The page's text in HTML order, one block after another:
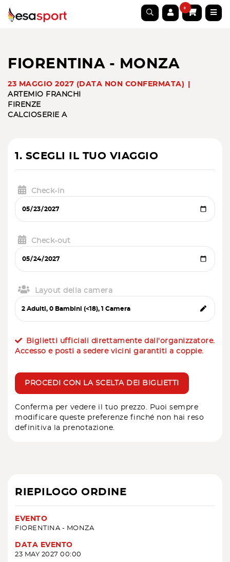
0
FIORENTINA - MONZA
23 MAGGIO 2027 (DATA NON CONFERMATA)
ARTEMIO FRANCHI
FIRENZE
CALCIOSERIE A
1. SCEGLI IL TUO VIAGGIO
Check-in
Check-out
Layout della camera
Biglietti ufficiali direttamente dall'organizzatore.
Accesso e posti a sedere vicini garantiti a coppie.
PROCEDI CON LA SCELTA DEI BIGLIETTI
Conferma per vedere il tuo prezzo. Puoi sempre
modificare queste preferenze finché non hai reso
definitiva la prenotazione.
RIEPILOGO ORDINE
EVENTO
FIORENTINA - MONZA
DATA EVENTO
23 MAY 2027 00:00